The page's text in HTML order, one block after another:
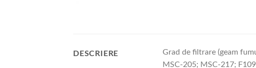
DESCRIERE
Grad de filtrare (geam
MSC-205; MSC-217;